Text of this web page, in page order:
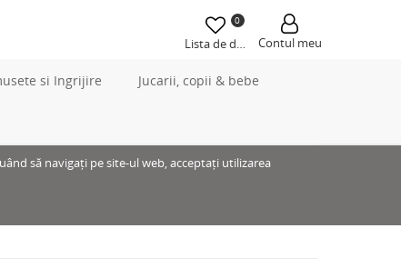
0
Lista de dorințeContul meu
si Ingrijire Jucarii, copii & bebe
să navigați pe site-ul web, acceptați utilizarea